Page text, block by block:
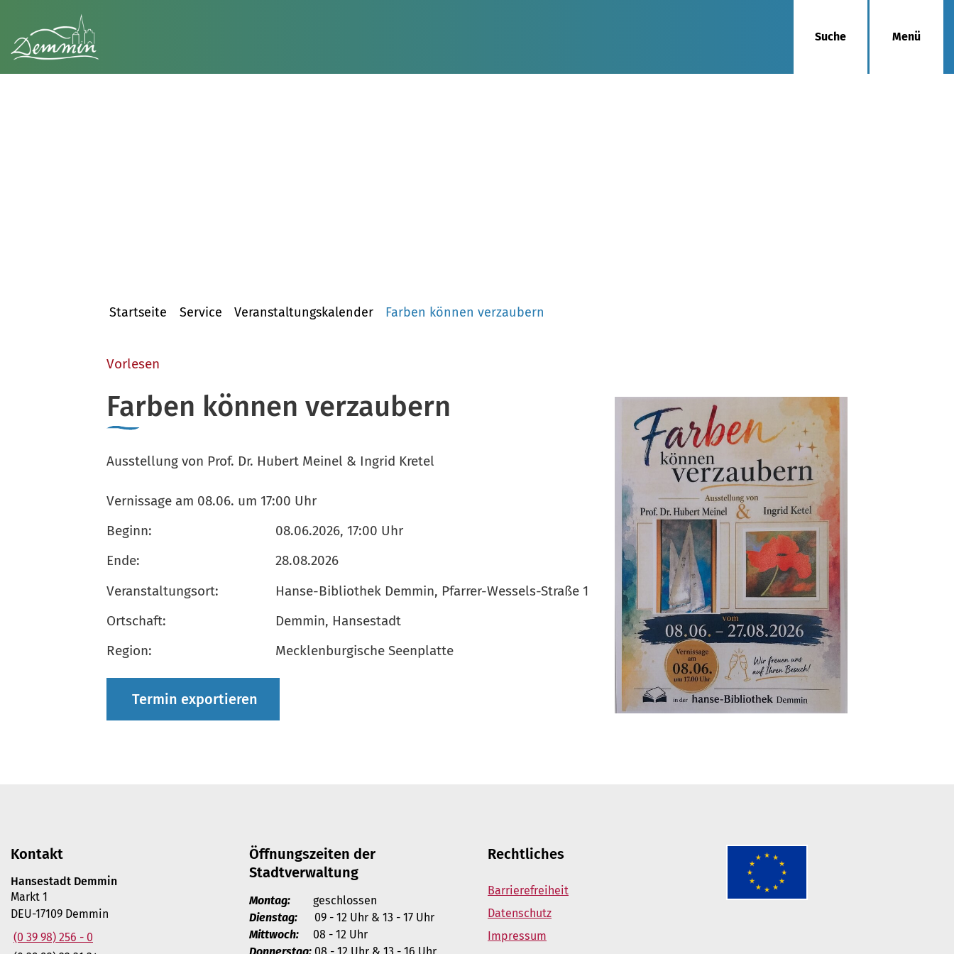
Suche Menü
Startseite Service Veranstaltungskalender Farben können verzaubern
Vorlesen
Farben können verzaubern
Ausstellung von Prof. Dr. Hubert Meinel & Ingrid Kretel
Vernissage am 08.06. um 17:00 Uhr
Beginn:
08.06.2026, 17:00 Uhr
Ende:
28.08.2026
Veranstaltungsort:
Hanse-Bibliothek Demmin, Pfarrer-Wessels-Straße 1
Ortschaft:
Demmin, Hansestadt
Region:
Mecklenburgische Seenplatte
Termin exportieren
Kontakt
Hansestadt Demmin
Markt 1
DEU-17109 Demmin
(0 39 98) 256 - 0
Öffnungszeiten der
Stadtverwaltung
Montag: geschlossen
Dienstag: 09 - 12 Uhr & 13 - 17 Uhr
Mittwoch: 08 - 12 Uhr
Donnerstag: 08 - 12 Uhr & 13 - 16 Uhr
Rechtliches
Barrierefreiheit
Datenschutz
Impressum